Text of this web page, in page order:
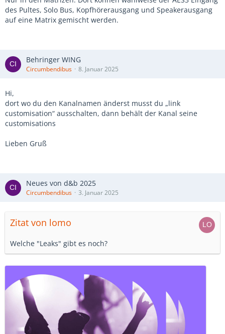
des Pultes, Solo Bus, Kopfhörerausgang und Speakerausgang
auf eine Matrix gemischt werden.
Behringer WING
Circumbendibus 8. Januar 2025
Hi,
dort wo du den Kanalnamen änderst musst du „link
customisation“ ausschalten, dann behält der Kanal seine
customisations
Lieben Gruß
Neues von d&b 2025
Circumbendibus 3. Januar 2025
Zitat von lomo
Welche "Leaks" gibt es noch?